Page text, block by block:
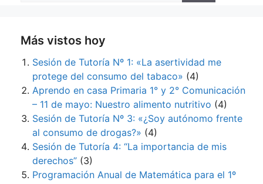
Más vistos hoy
Sesión de Tutoría Nº 1: «La asertividad me
protege del consumo del tabaco» (4)
Aprendo en casa Primaria 1° y 2° Comunicación
– 11 de mayo: Nuestro alimento nutritivo (4)
Sesión de Tutoría Nº 3: «¿Soy autónomo frente
al consumo de drogas?» (4)
Sesión de Tutoría 4: “La importancia de mis
derechos” (3)
Programación Anual de Matemática para el 1º